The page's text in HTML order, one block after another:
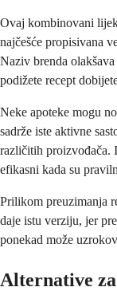
Ovaj kombinovani
najčešće propisivana
Naziv brenda
podižete recept
Neke apoteke mogu
sadrže iste aktivne
različitih proizvođača.
efikasni kada su
Prilikom preuzimanja
daje istu verziju, jer
ponekad može
Alternative